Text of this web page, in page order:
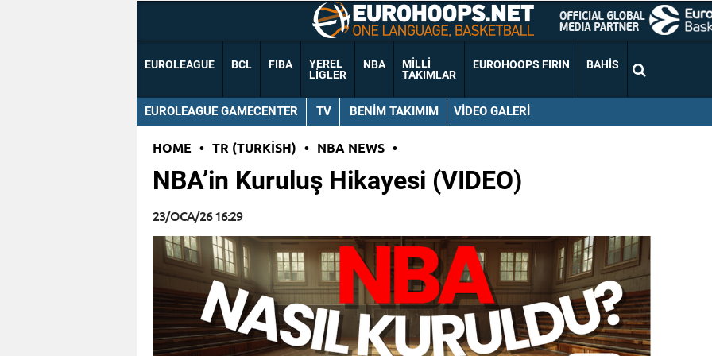
EUROLEAGUE BCL FIBA
YEREL
LIGLER
NBA
MILLI
TAKIMLAR
EUROHOOPS FIRIN BAHIS
EUROLEAGUE GAMECENTER TV BENIM TAKIMIM VIDEO GALERI
HOME • TR (TURKISH) • NBA NEWS •
NBA’in Kuruluş Hikayesi (VIDEO)
23/OCA/26 16:29